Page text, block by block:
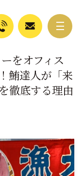
をオフィス
鮪達人が「来
徹底する理由